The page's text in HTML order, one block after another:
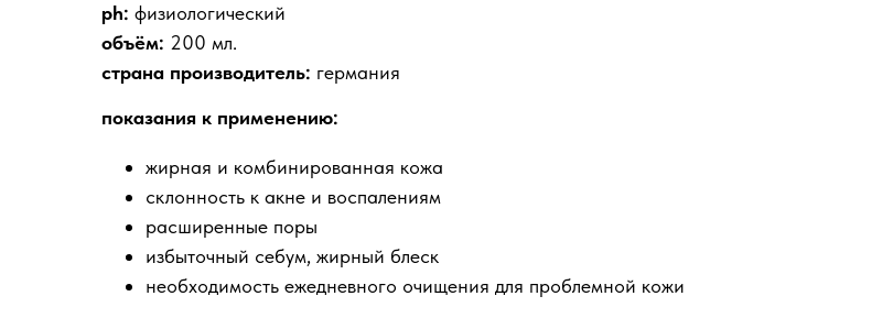
ph: физиологический
объём: 200 мл.
страна производитель: германия
показания к применению:
жирная и комбинированная кожа
склонность к акне и воспалениям
расширенные поры
избыточный себум, жирный блеск
необходимость ежедневного очищения для проблемной кожи